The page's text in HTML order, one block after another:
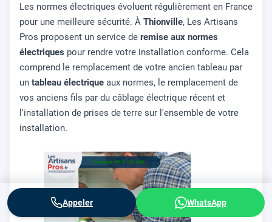
Les normes électriques évoluent régulièrement en France
pour une meilleure sécurité. À Thionville, Les Artisans
Pros proposent un service de remise aux normes
électriques pour rendre votre installation conforme. Cela
comprend le remplacement de votre ancien tableau par
un tableau électrique aux normes, le remplacement de
vos anciens fils par du câblage électrique récent et
l'installation de prises de terre sur l'ensemble de votre
installation.
Appeler WhatsApp